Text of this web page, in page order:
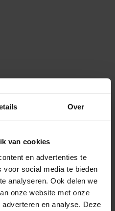
Over
van cookies
en advertenties te
voor social media te bieden
analyseren. Ook delen we
onze website met onze
en analyse. Deze
exception has occurred while